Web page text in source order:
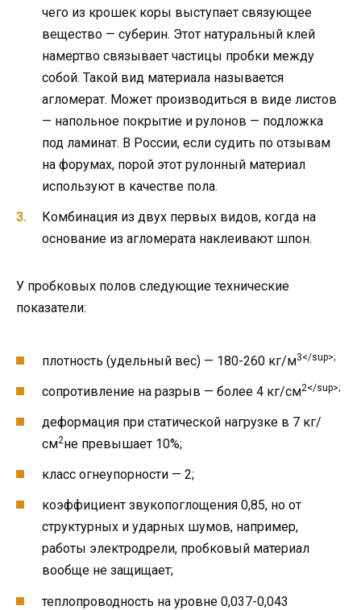
чего из крошек коры выступает связующее
вещество — суберин. Этот натуральный клей
намертво связывает частицы пробки между
собой. Такой вид материала называется
агломерат. Может производиться в виде листов
— напольное покрытие и рулонов — подложка
под ламинат. В России, если судить по отзывам
на форумах, порой этот рулонный материал
используют в качестве пола.
Комбинация из двух первых видов, когда на
основание из агломерата наклеивают шпон.
У пробковых полов следующие технические
показатели:
плотность (удельный вес) — 180-260 кг/м3</sup>;
сопротивление на разрыв — более 4 кг/см2</sup>;
деформация при статической нагрузке в 7 кг/
см2не превышает 10%;
класс огнеупорности — 2;
коэффициент звукопоглощения 0,85, но от
структурных и ударных шумов, например,
работы электродрели, пробковый материал
вообще не защищает;
теплопроводность на уровне 0,037-0,043